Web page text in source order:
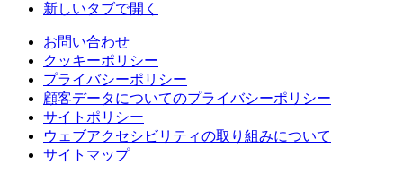
新しいタブで開く
お問い合わせ
クッキーポリシー
プライバシーポリシー
顧客データについてのプライバシーポリシー
サイトポリシー
ウェブアクセシビリティの取り組みについて
サイトマップ